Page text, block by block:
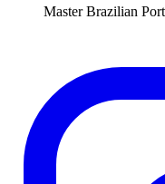
Master Brazilian